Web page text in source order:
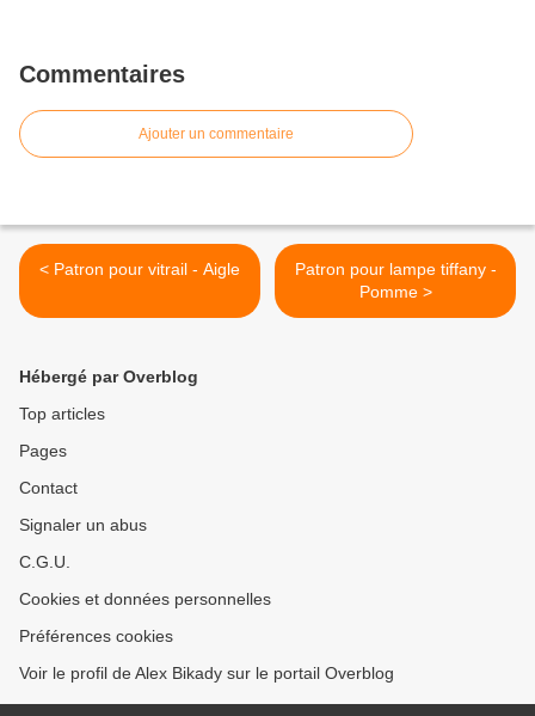
Commentaires
Ajouter un commentaire
< Patron pour vitrail - Aigle
Patron pour lampe tiffany -
Pomme >
Hébergé par Overblog
Top articles
Pages
Contact
Signaler un abus
C.G.U.
Cookies et données personnelles
Préférences cookies
Voir le profil de Alex Bikady sur le portail Overblog